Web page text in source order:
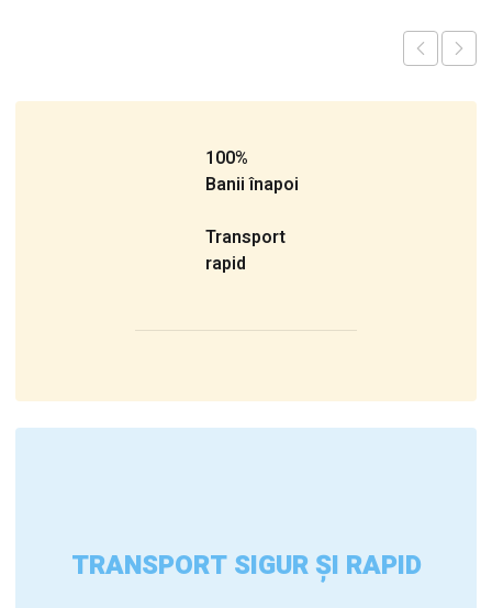
100%
Banii înapoi
Transport
rapid
TRANSPORT SIGUR ȘI RAPID